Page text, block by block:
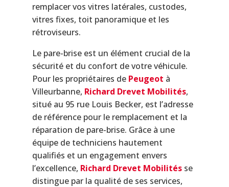
remplacer vos vitres latérales, custodes,
vitres fixes, toit panoramique et les
rétroviseurs.
Le pare-brise est un élément crucial de la
sécurité et du confort de votre véhicule.
Pour les propriétaires de Peugeot à
Villeurbanne, Richard Drevet Mobilités,
situé au 95 rue Louis Becker, est l’adresse
de référence pour le remplacement et la
réparation de pare-brise. Grâce à une
équipe de techniciens hautement
qualifiés et un engagement envers
l’excellence, Richard Drevet Mobilitésse
distingue par la qualité de ses services,